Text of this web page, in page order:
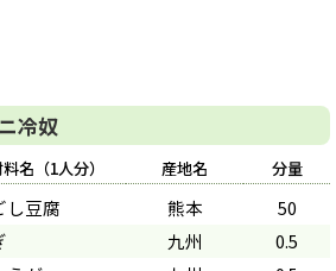
冷奴
名（1人分） 産地名 分量
し豆腐 熊本
50
九州
0.5